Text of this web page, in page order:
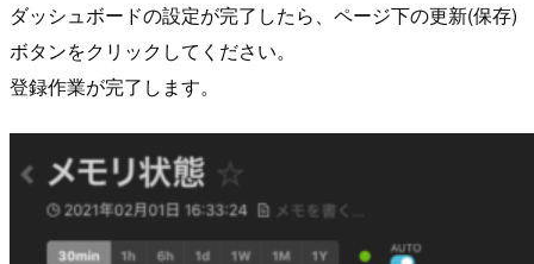
ダッシュボードの設定が完了したら、ページ下の更新(保存)
ボタンをクリックしてください。
登録作業が完了します。